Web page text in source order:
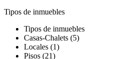
Tipos de inmuebles
Tipos de inmuebles
Casas-Chalets (5)
Locales (1)
Pisos (21)